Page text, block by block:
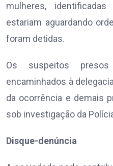
mulheres,
estariam aguardando
foram detidas.
Os suspeitos
encaminhados à
da ocorrência e demais
sob investigação da
Disque-denúncia